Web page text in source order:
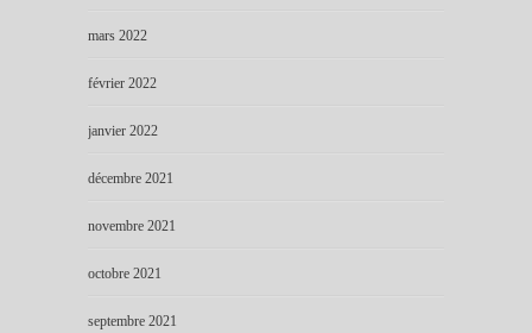
mars 2022
février 2022
janvier 2022
décembre 2021
novembre 2021
octobre 2021
septembre 2021